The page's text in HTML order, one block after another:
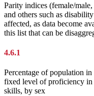
Parity indices (female/
and others such as
affected, as data become
this list that can be
4.6.1
Percentage of population
fixed level of proficiency in
skills, by sex